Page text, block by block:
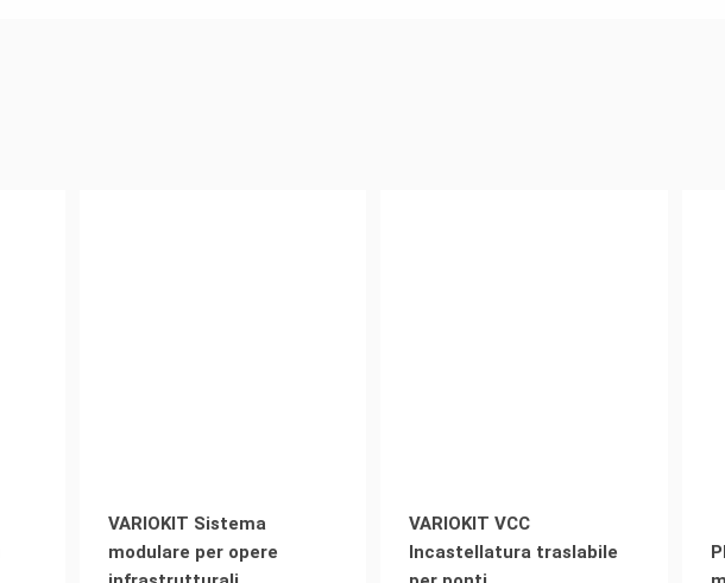
VARIOKIT Sistema
modulare per opere
VARIOKIT VCC
Incastellatura traslabile